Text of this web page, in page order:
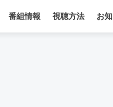
番組情報 視聴方法 お